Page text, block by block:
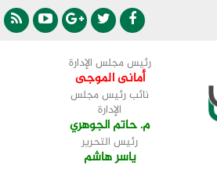
رئيس مجلس الإدارة
أمانى الموجى
نائب رئيس مجلس
الإدارة
م. حاتم الجوهري
رئيس التحرير
ياسر هاشم